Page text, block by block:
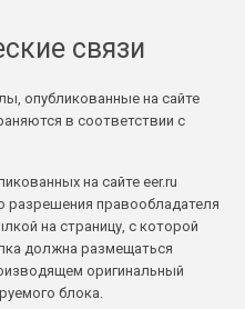
связи
опубликованные на сайте
в соответствии с
на сайте eer.ru
разрешения правообладателя
на страницу, с которой
должна размещаться
оригинальный
блока.